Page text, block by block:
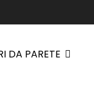
DA PARETE